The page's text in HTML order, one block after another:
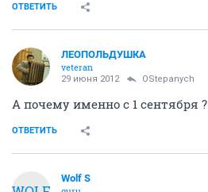
ОТВЕТИТЬ
ЛЕОПОЛЬДУШКА
veteran
29 июня 2012 OStepanych
А почему именно с 1 сентября ?
ОТВЕТИТЬ
Wolf S